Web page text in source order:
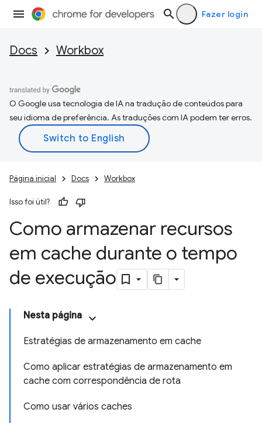
Fazer login
Docs Workbox
O Google usa tecnologia de IA na tradução de conteúdos para
seu idioma de preferência. As traduções com IA podem ter erros.
Página inicial Docs Workbox
Isso foi útil?
Como armazenar recursos
em cache durante o tempo
de execução
Nesta página
Estratégias de armazenamento em cache
Como aplicar estratégias de armazenamento em
cache com correspondência de rota
Como usar vários caches